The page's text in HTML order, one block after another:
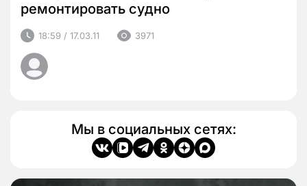
ремонтировать судно
18:59 / 17.03.11 3971
Мы в социальных сетях: